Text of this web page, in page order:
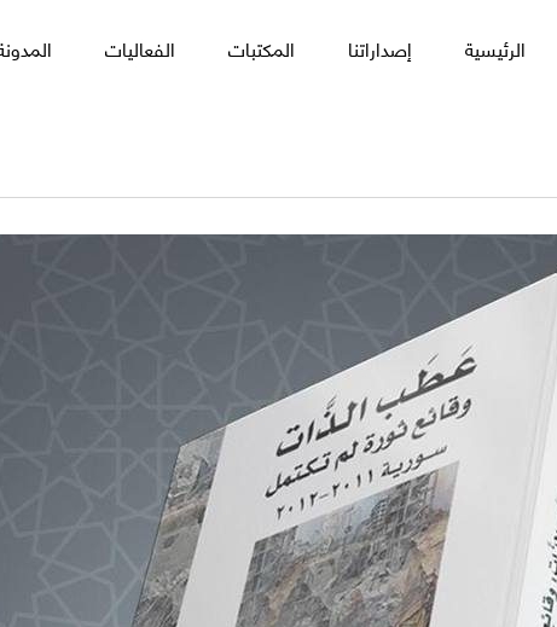
الرئيسية إصداراتنا المكتبات الفعاليات